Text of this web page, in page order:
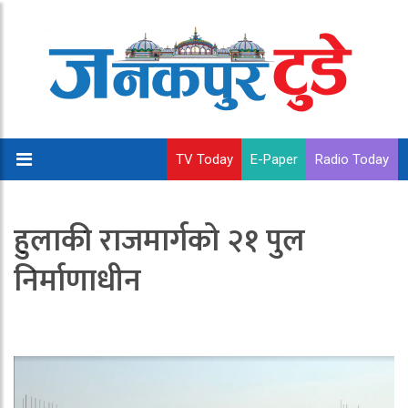
TV Today E-Paper Radio Today
हुलाकी राजमार्गको २१ पुल
निर्माणाधीन